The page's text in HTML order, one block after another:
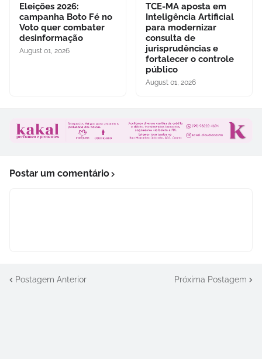
Eleições 2026:
campanha Boto Fé no
Voto quer combater
desinformação
August 01, 2026
TCE-MA aposta em
Inteligência Artificial
para modernizar
consulta de
jurisprudências e
fortalecer o controle
público
August 01, 2026
Postar um comentário
Postagem Anterior Próxima Postagem